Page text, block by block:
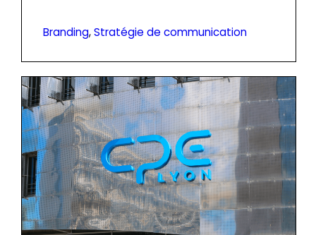
Branding, Stratégie de communication